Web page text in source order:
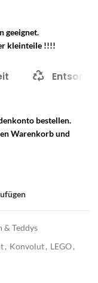
geeignet.
kleinteile !!!!
bestellen.
Warenkorb und
& Teddys
, Konvolut, LEGO,